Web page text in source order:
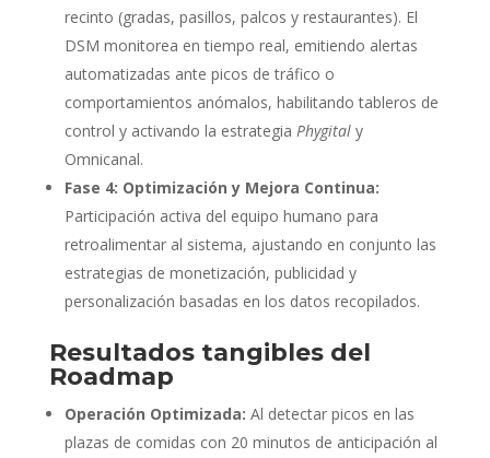
recinto (gradas, pasillos, palcos y restaurantes). El
DSM monitorea en tiempo real, emitiendo alertas
automatizadas ante picos de tráfico o
comportamientos anómalos, habilitando tableros de
control y activando la estrategia Phygitaly
Omnicanal.
Fase 4: Optimización y Mejora Continua:
Participación activa del equipo humano para
retroalimentar al sistema, ajustando en conjunto las
estrategias de monetización, publicidad y
personalización basadas en los datos recopilados.
Resultados tangibles del
Roadmap
Operación Optimizada: Al detectar picos en las
plazas de comidas con 20 minutos de anticipación al